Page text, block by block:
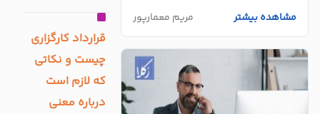
مشاهده بیشتر
مریم معمارپور
قرارداد کارگزاری
چیست و نکاتی
که لازم است
درباره معنی